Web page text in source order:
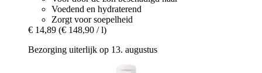
Voedend en hydraterend
Zorgt voor soepelheid
€ 14,89 (€ 148,90 / l)
Bezorging uiterlijk op 13. augustus